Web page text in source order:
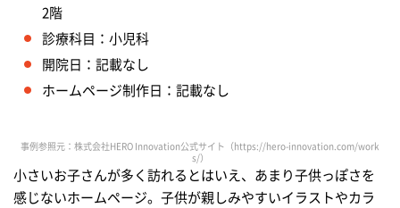
2階
診療科目：小児科
開院日：記載なし
ホームページ制作日：記載なし
事例参照元：株式会社HERO Innovation公式サイト（https://hero-innovation.com/work
s/）
小さいお子さんが多く訪れるとはいえ、あまり子供っぽさを
感じないホームページ。子供が親しみやすいイラストやカラ